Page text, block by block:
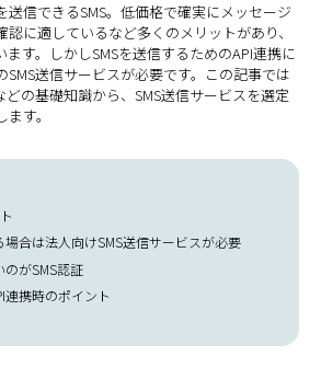
信できるSMS。低価格で確実にメッセージ
に適しているなど多くのメリットがあり、
す。しかしSMSを送信するためのAPI連携に
SMS送信サービスが必要です。この記事では
どの基礎知識から、SMS送信サービスを選定
す。
場合は法人向けSMS送信サービスが必要
のがSMS認証
連携時のポイント